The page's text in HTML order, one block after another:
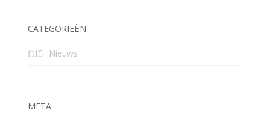
CATEGORIEËN
Nieuws
META